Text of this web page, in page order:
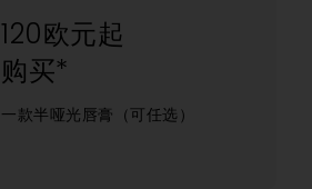
120欧元起
购买*
一款半哑光唇膏（可任选）